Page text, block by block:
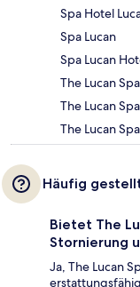
Spa Hotel
Spa Lucan
Spa Lucan
The Lucan
The Lucan
The Lucan
Häufig
Bietet The
Stornierung
Ja, The Lucan